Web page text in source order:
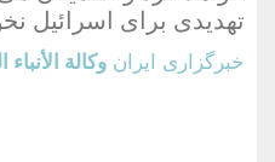
تهدیدی برای اسرائیل
خبرگزاری ایران وكالة الأنباء